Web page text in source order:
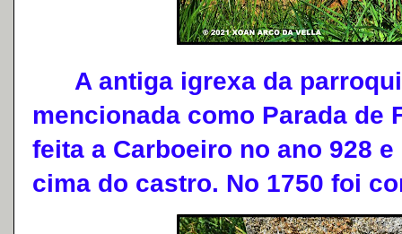
A antiga igrexa da
mencionada como Parada de
feita a Carboeiro no ano 928
cima do castro. No 1750 foi